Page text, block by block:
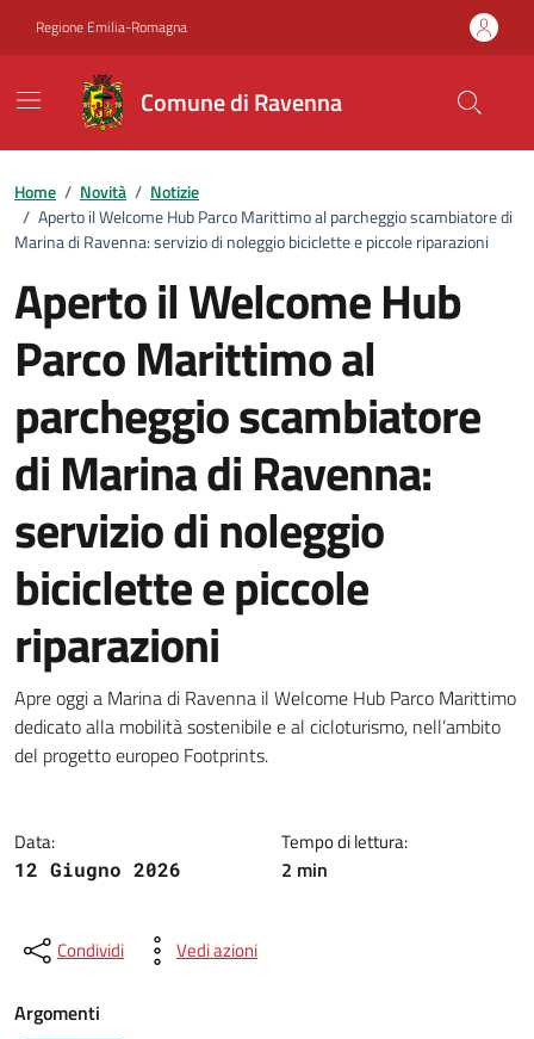
Regione Emilia-Romagna
Comune di Ravenna
Home / Novità / Notizie
/ Aperto il Welcome Hub Parco Marittimo al parcheggio scambiatore di
Marina di Ravenna: servizio di noleggio biciclette e piccole riparazioni
Aperto il Welcome Hub
Parco Marittimo al
parcheggio scambiatore
di Marina di Ravenna:
servizio di noleggio
biciclette e piccole
riparazioni
Dettagli della notizia
Apre oggi a Marina di Ravenna il Welcome Hub Parco Marittimo
dedicato alla mobilità sostenibile e al cicloturismo, nell’ambito
del progetto europeo Footprints.
Data:
12 Giugno 2026
Tempo di lettura:
2 min
Condividi Vedi azioni
Argomenti